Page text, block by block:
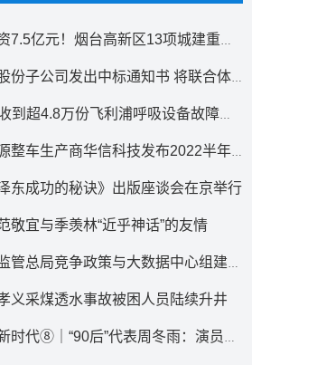
亿元！烟台高新区13项城建重点工程开工
子公司发出中标通知书 将联合体中标1.36亿元总承包项目
超4.8万份飞利浦呼吸设备故障报告 其中44份死亡案例
车生产商华信科技发布2022半年度报告 同比下滑2.92%
东成功的秘诀》出版座谈会在京举行
敬宜与季羡林“近乎神话”的友情
管总局竞争政策与大数据中心组建成立
义采煤透水事故被困人员陆续升井
⑧｜“90后”代表周冬雨：演员心里有底，得靠体验生活